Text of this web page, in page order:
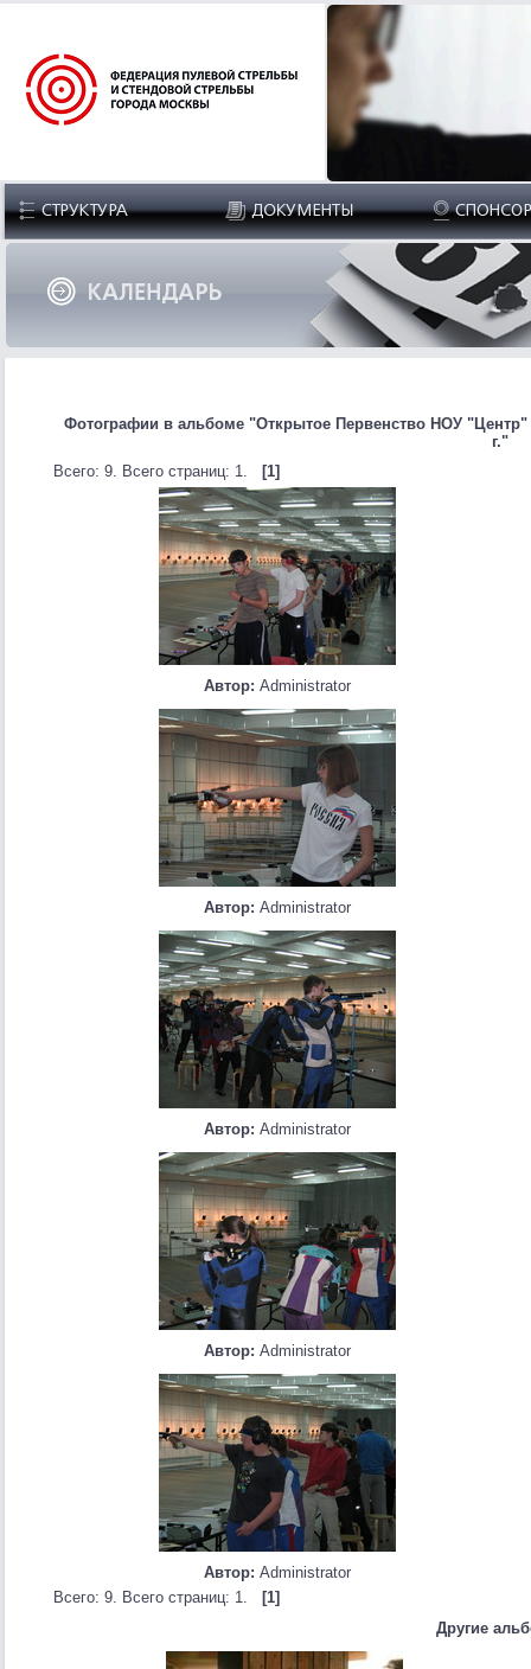
Фотографии в альбоме "Открытое Первенство НОУ "Центр"
г."
Всего: 9. Всего страниц: 1.
[1]
Автор: Administrator
Автор: Administrator
Автор: Administrator
Автор: Administrator
Автор: Administrator
Всего: 9. Всего страниц: 1.
[1]
Другие